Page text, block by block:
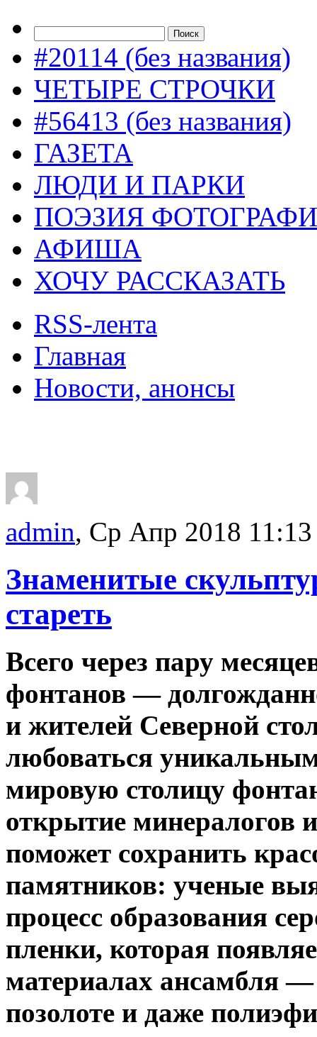
#20114 (без названия)
ЧЕТЫРЕ СТРОЧКИ
#56413 (без названия)
ГАЗЕТА
ЛЮДИ И ПАРКИ
ПОЭЗИЯ
АФИША
ХОЧУ РАССКАЗАТЬ
RSS-лента
Главная
Новости, анонсы
admin, Ср Апр 2018 11:13
Знаменитые
стареть
Всего через пару
фонтанов —
и жителей Северной
любоваться
мировую столицу
открытие минералогов
поможет сохранить
памятников: ученые
процесс образования
пленки, которая
материалах ансамбля
позолоте и даже